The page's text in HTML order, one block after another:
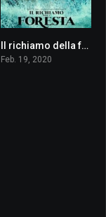
6.9Il richiamo della foresta
Feb. 19, 2020